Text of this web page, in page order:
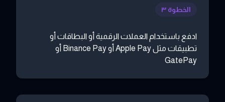
الخطوة ٣
ادفع باستخدام العملات الرقمية أو البطاقات أو
تطبيقات مثل Apple Pay أو Binance Pay أو
GatePay